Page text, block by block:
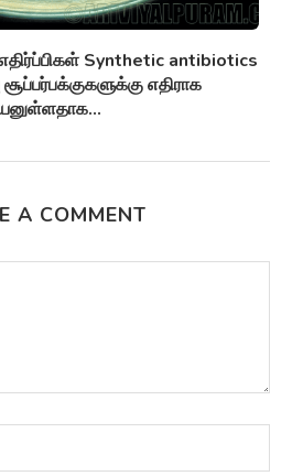
Synthetic antibiotics
சூப்பர்பக்குகளுக்கு எதிராக
A COMMENT